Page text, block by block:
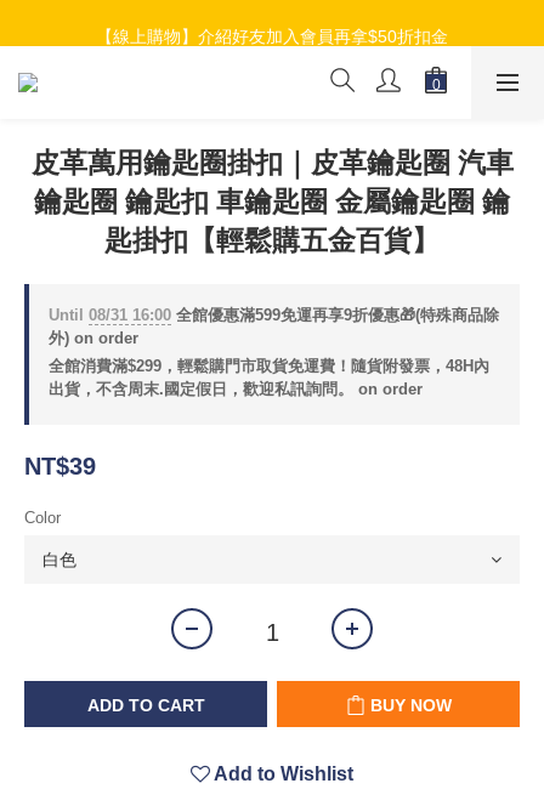
【線上購物】介紹好友加入會員再拿$50折扣金
【線上購物】加入會員就送$100元購物金
皮革萬用鑰匙圈掛扣｜皮革鑰匙圈 汽車
鑰匙圈 鑰匙扣 車鑰匙圈 金屬鑰匙圈 鑰
匙掛扣【輕鬆購五金百貨】
Until 08/31 16:00 全館優惠滿599免運再享9折優惠🎁(特殊商品除
外) on order
全館消費滿$299，輕鬆購門市取貨免運費！隨貨附發票，48H內
出貨，不含周末.國定假日，歡迎私訊詢問。 on order
NT$39
Color
ADD TO CART BUY NOW
Add to Wishlist